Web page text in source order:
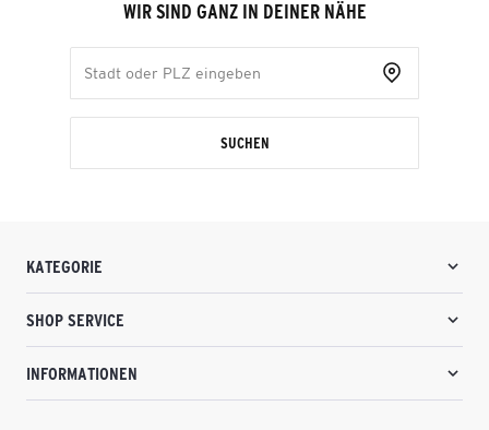
WIR SIND GANZ IN DEINER NÄHE
SUCHEN
KATEGORIE
SHOP SERVICE
INFORMATIONEN